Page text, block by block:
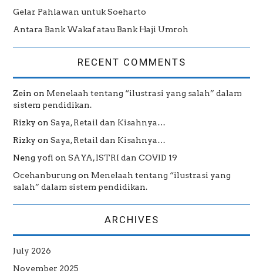
Gelar Pahlawan untuk Soeharto
Antara Bank Wakaf atau Bank Haji Umroh
RECENT COMMENTS
Zein on Menelaah tentang “ilustrasi yang salah” dalam
sistem pendidikan.
Rizky onSaya, Retail dan Kisahnya…
Rizky onSaya, Retail dan Kisahnya…
Neng yofi onSAYA, ISTRI dan COVID 19
Ocehanburung on Menelaah tentang “ilustrasi yang
salah” dalam sistem pendidikan.
ARCHIVES
July 2026
November 2025